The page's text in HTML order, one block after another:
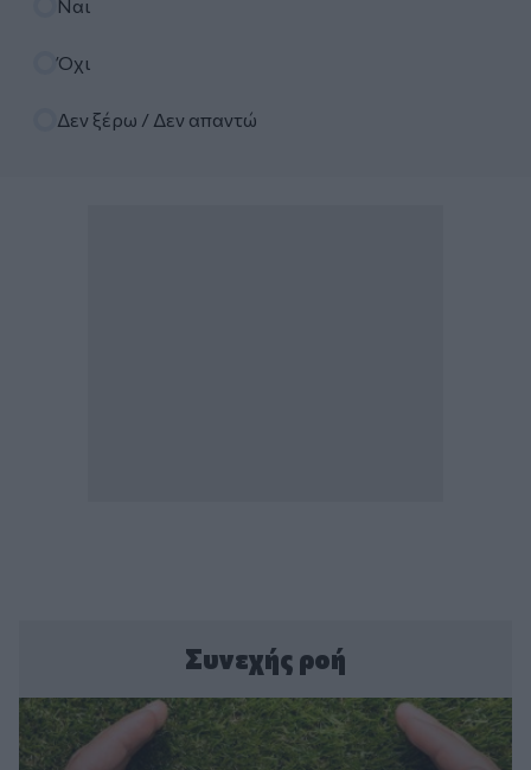
Ναι
Όχι
Δεν ξέρω / Δεν απαντώ
Συνεχής ροή